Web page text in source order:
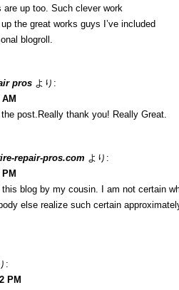
are up too. Such clever work
the great works guys I’ve included
blogroll.
pros より:
post.Really thank you! Really Great.
repair-pros.com より:
this blog by my cousin. I am not certain
else realize such certain
:
PM